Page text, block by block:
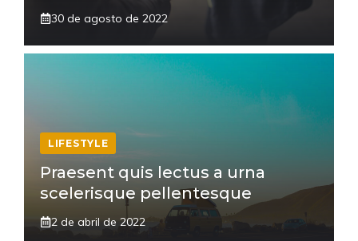
30 de agosto de 2022
LIFESTYLE
Praesent quis lectus a urna
scelerisque pellentesque
2 de abril de 2022